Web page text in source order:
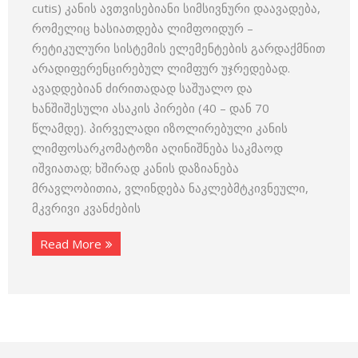
cutis) კანის ავთვისებიანი სიმსივნური დაავადება,
რომელიც ხასიათდება ლიმფოიდურ –
რეტიკულური სისტემის ელემენტების გარდაქმნით
არადიფერენცირებულ ლიმფურ უჯრედებად.
ავადდებიან ძირითადად საშუალო და
ხანშიშესული ასაკის პირები (40 – დან 70
წლამდე). პირველადი იზოლირებული კანის
ლიმფოსარკომატოზი აღინიშნება საკმაოდ
იშვიათად; ხშირად კანის დაზიანება
მრავლობითია, ვლინდება ნაკლებმტკივნეული,
მკვრივი კვანძების
Read More